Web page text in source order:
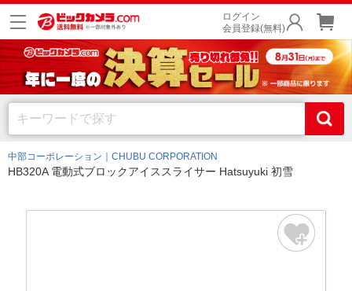
ログイン
会員登録(無料)
中部コーポレーション｜CHUBU CORPORATION
HB320A 電動式ブロックアイススライサー Hatsuyuki 初雪